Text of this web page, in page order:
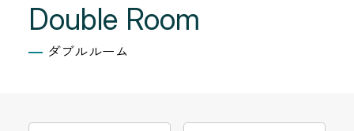
Double Room
ダブルルーム